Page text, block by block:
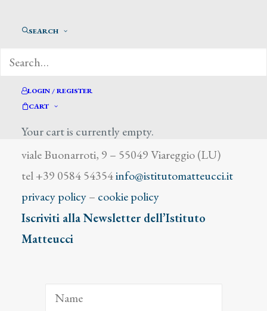
SEARCH
LOGIN / REGISTER
CART
Your cart is currently empty.
Istituto Matteucci
viale Buonarroti, 9 – 55049 Viareggio (LU)
tel +39 0584 54354info@istitutomatteucci.it
privacy policy– cookie policy
Iscriviti alla Newsletter dell’Istituto
Matteucci